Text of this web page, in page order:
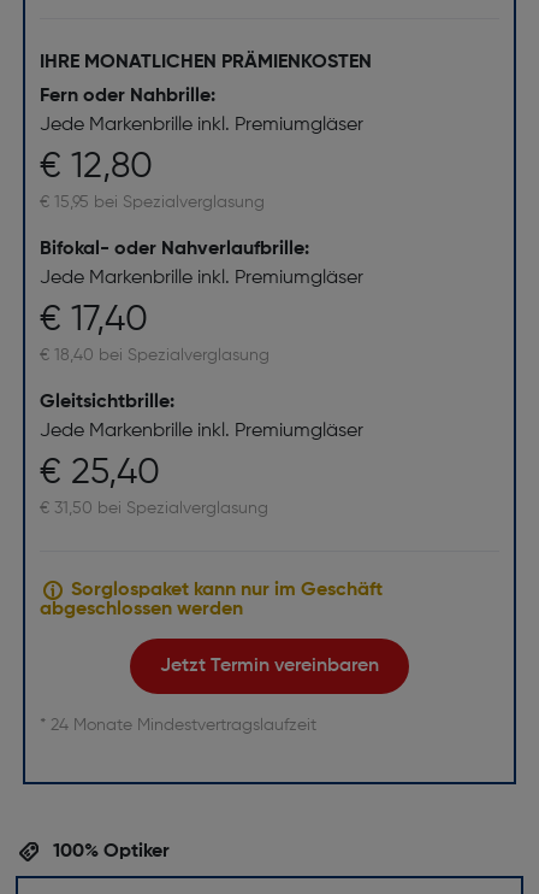
IHRE MONATLICHEN PRÄMIENKOSTEN
Fern oder Nahbrille:
Jede Markenbrille inkl. Premiumgläser
€ 12,80
€ 15,95 bei Spezialverglasung
Bifokal- oder Nahverlaufbrille:
Jede Markenbrille inkl. Premiumgläser
€ 17,40
€ 18,40 bei Spezialverglasung
Gleitsichtbrille:
Jede Markenbrille inkl. Premiumgläser
€ 25,40
€ 31,50 bei Spezialverglasung
Sorglospaket kann nur im Geschäft
abgeschlossen werden
Jetzt Termin vereinbaren
* 24 Monate Mindestvertragslaufzeit
100% Optiker